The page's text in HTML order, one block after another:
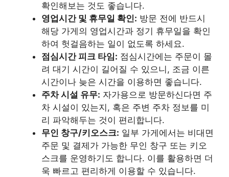
확인해보는 것도 좋습니다.
영업시간 및 휴무일 확인: 방문 전에 반드시
해당 가게의 영업시간과 정기 휴무일을 확인
하여 헛걸음하는 일이 없도록 하세요.
점심시간 피크 타임: 점심시간에는 주문이 몰
려 대기 시간이 길어질 수 있으니, 조금 이른
시간이나 늦은 시간을 이용하면 좋습니다.
주차 시설 유무: 자가용으로 방문하신다면 주
차 시설이 있는지, 혹은 주변 주차 정보를 미
리 파악해두는 것이 편리합니다.
무인 창구/키오스크: 일부 가게에서는 비대면
주문 및 결제가 가능한 무인 창구 또는 키오
스크를 운영하기도 합니다. 이를 활용하면 더
욱 빠르고 편리하게 이용할 수 있습니다.